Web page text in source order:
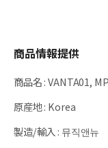
商品情報提供
商品名:VANTA01,
原産地: Korea
製造/輸入 : 뮤직앤뉴